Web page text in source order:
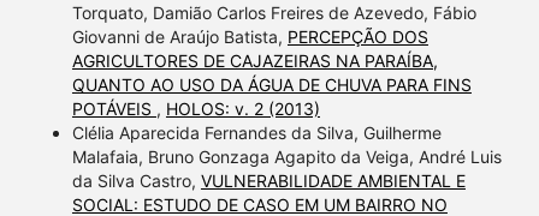
Torquato, Damião Carlos Freires de Azevedo, Fábio
Giovanni de Araújo Batista, PERCEPÇÃO DOS
AGRICULTORES DE CAJAZEIRAS NA PARAÍBA,
QUANTO AO USO DA ÁGUA DE CHUVA PARA FINS
POTÁVEIS , HOLOS: v. 2 (2013)
Clélia Aparecida Fernandes da Silva, Guilherme
Malafaia, Bruno Gonzaga Agapito da Veiga, André Luis
da Silva Castro, VULNERABILIDADE AMBIENTAL E
SOCIAL: ESTUDO DE CASO EM UM BAIRRO NO